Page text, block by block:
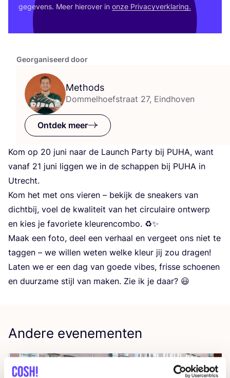
Georganiseerd door
Methods
Dommelhoefstraat 27, Eindhoven
Ontdek meer
Kom op 20 juni naar de Launch Par­ty bij PUHA, want
van­af 21 juni lig­gen we in de schap­pen bij PUHA in
Utrecht.
Kom het met ons vie­ren – bekijk de snea­kers van
dicht­bij, voel de kwa­li­teit van het cir­cu­lai­re ont­werp
en kies je favo­rie­te kleu­ren­com­bo. ♻️✨
Maak een foto, deel een ver­haal en ver­geet ons niet te
tag­gen – we wil­len weten wel­ke kleur jij zou dra­gen!
Laten we er een dag van goe­de vibes, fris­se schoe­nen
en duur­za­me stijl van maken. Zie ik je daar? 😃
gege­vens. Meer hier­over in onze Pri­va­cy­ver­kla­ring.
Andere evenementen